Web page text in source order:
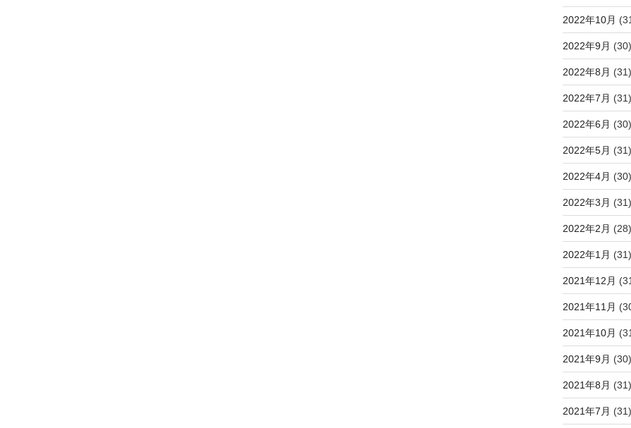
2022年10月
2022年9月 (30)
2022年8月 (31)
2022年7月 (31)
2022年6月 (30)
2022年5月 (31)
2022年4月 (30)
2022年3月 (31)
2022年2月 (28)
2022年1月 (31)
2021年12月
2021年11月
2021年10月
2021年9月 (30)
2021年8月 (31)
2021年7月 (31)